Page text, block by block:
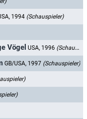
1994 (Schauspieler)
Vögel USA, 1996 (Schauspieler)
GB/USA, 1997 (Schauspieler)